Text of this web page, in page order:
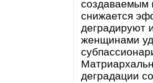
создаваемым
снижается
деградируют
женщинами
деградации